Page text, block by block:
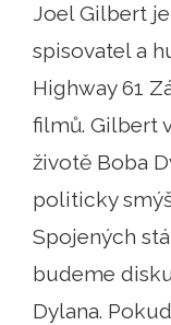
Joel Gilbert
spisovatel a
Highway 61
filmů. Gilbert
životě Boba
politicky
Spojených
budeme
Dylana.